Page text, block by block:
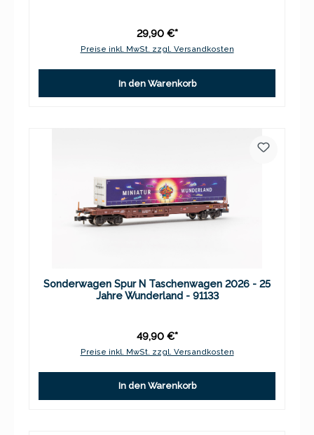
29,90 €*
Preise inkl. MwSt. zzgl. Versandkosten
In den Warenkorb
Sonderwagen Spur N Taschenwagen 2026 - 25
Jahre Wunderland - 91133
49,90 €*
Preise inkl. MwSt. zzgl. Versandkosten
In den Warenkorb